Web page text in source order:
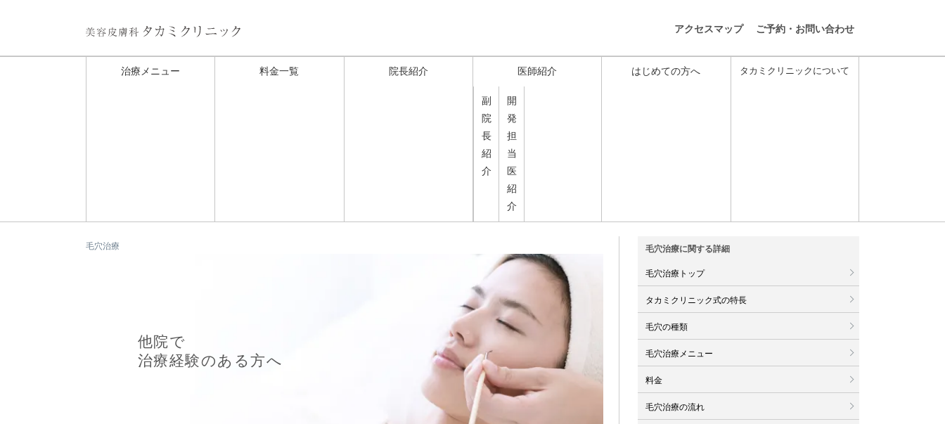
アクセスマップ ご予約・お問い合わせ
治療メニュー 料金一覧 院長紹介 医師紹介
副
院
長
紹
介
開
発
担
当
医
紹
介
はじめての方へ タカミクリニックについて
毛穴治療
他院で
治療経験のある方へ
毛穴治療に関する詳細
毛穴治療トップ
タカミクリニック式の特長
毛穴の種類
毛穴治療メニュー
料金
毛穴治療の流れ